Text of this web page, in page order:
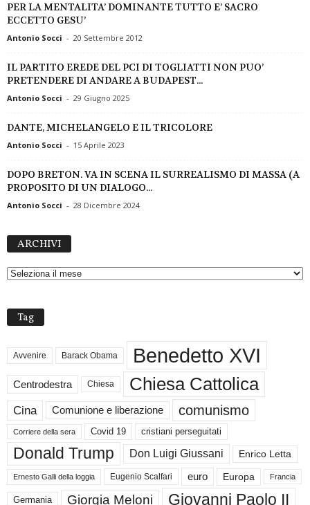
PER LA MENTALITA’ DOMINANTE TUTTO E’ SACRO
ECCETTO GESU’
Antonio Socci - 20 Settembre 2012
IL PARTITO EREDE DEL PCI DI TOGLIATTI NON PUO’
PRETENDERE DI ANDARE A BUDAPEST...
Antonio Socci - 29 Giugno 2025
DANTE, MICHELANGELO E IL TRICOLORE
Antonio Socci - 15 Aprile 2023
DOPO BRETON. VA IN SCENA IL SURREALISMO DI MASSA (A
PROPOSITO DI UN DIALOGO...
Antonio Socci - 28 Dicembre 2024
ARCHIVI
H
Tag
Avvenire Barack Obama Benedetto XVI
Centrodestra Chiesa Chiesa Cattolica
Cina Comunione e liberazione comunismo
Corriere della sera Covid 19 cristiani perseguitati
Donald Trump Don Luigi Giussani Enrico Letta
Ernesto Galli della loggia Eugenio Scalfari euro Europa Francia
Germania Giorgia Meloni Giovanni Paolo II